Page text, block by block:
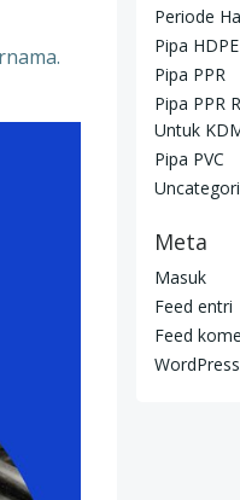
Periode
Pipa HDPE
Pipa PPR
Pipa PPR
Untuk
Pipa PVC
Meta
Masuk
Feed entri
Feed